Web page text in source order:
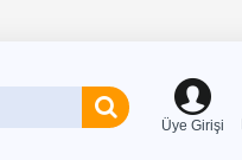
Üye Girişi